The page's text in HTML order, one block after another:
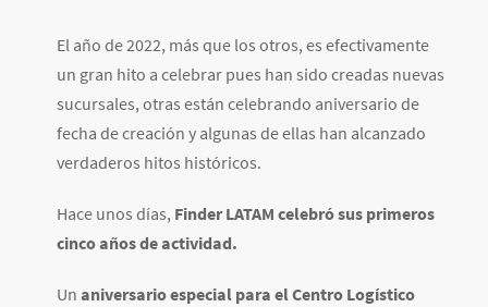
El año de 2022, más que los otros, es efectivamente
un gran hito a celebrar pues han sido creadas nuevas
sucursales, otras están celebrando aniversario de
fecha de creación y algunas de ellas han alcanzado
verdaderos hitos históricos.
Hace unos días, Finder LATAM celebró sus primeros
cinco años de actividad.
Un aniversario especial para el Centro Logístico